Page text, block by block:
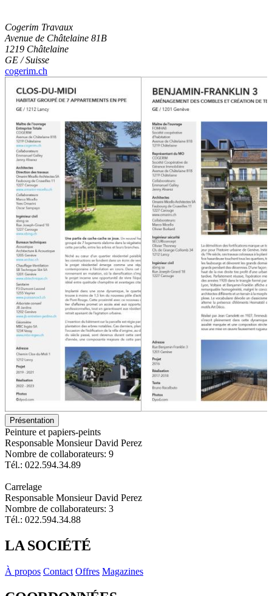
Cogerim Travaux
Avenue de Châtelaine 81B
1219 Châtelaine
GE / Suisse
cogerim.ch
Présentation
Peinture et papiers-peints
Responsable Monsieur David Perez
Nombre de collaborateurs: 9
Tél.: 022.594.34.89
Carrelage
Responsable Monsieur David Perez
Nombre de collaborateurs: 3
Tél.: 022.594.34.88
LA SOCIÉTÉ
À propos Contact Offres Magazines